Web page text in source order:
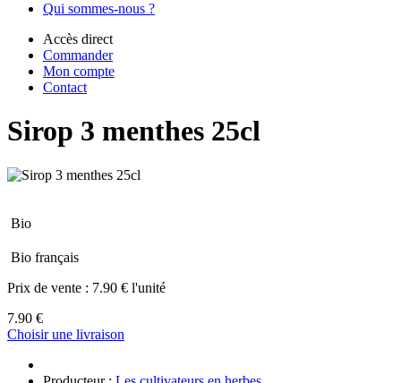
Qui sommes-nous ?
Accès direct
Commander
Mon compte
Contact
Sirop 3 menthes 25cl
Bio
Bio français
Prix de vente : 7.90 € l'unité
7.90 €
Choisir une livraison